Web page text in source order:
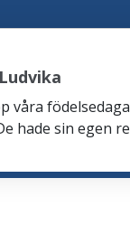
våra
hade sin egen